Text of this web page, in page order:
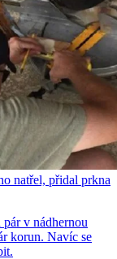
natřel, přidal prkna
v nádhernou
korun. Navíc se